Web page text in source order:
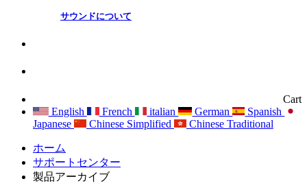
サウンドについて
Cart
English
French italian German
Spanish
Japanese
Chinese Simplified Chinese Traditional
ホーム
サポートセンター
製品アーカイブ